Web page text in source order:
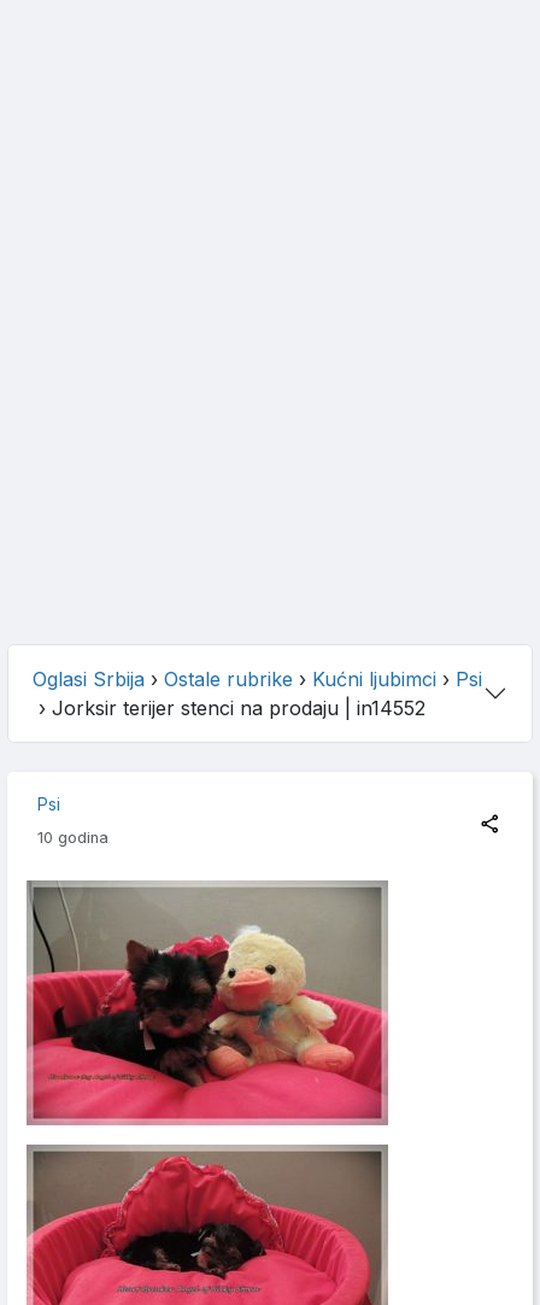
Oglasi Srbija › Ostale rubrike › Kućni ljubimci › Psi
› Jorksir terijer stenci na prodaju | in14552
Psi
10 godina